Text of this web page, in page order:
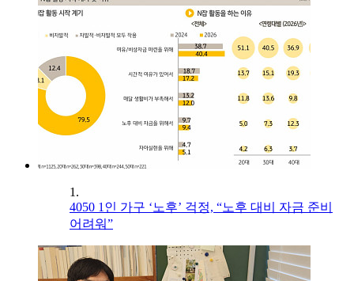
1.
4050 1인 가구 ‘노후’ 걱정, “노후 대비 자금 준비
어려워”